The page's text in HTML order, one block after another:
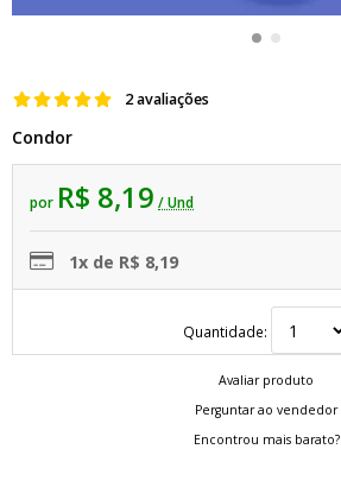
2 avaliações
Condor
por R$ 8,19 / Und
1x de R$ 8,19
Quantidade:
Avaliar produto
Perguntar ao vendedor
Encontrou mais barato?